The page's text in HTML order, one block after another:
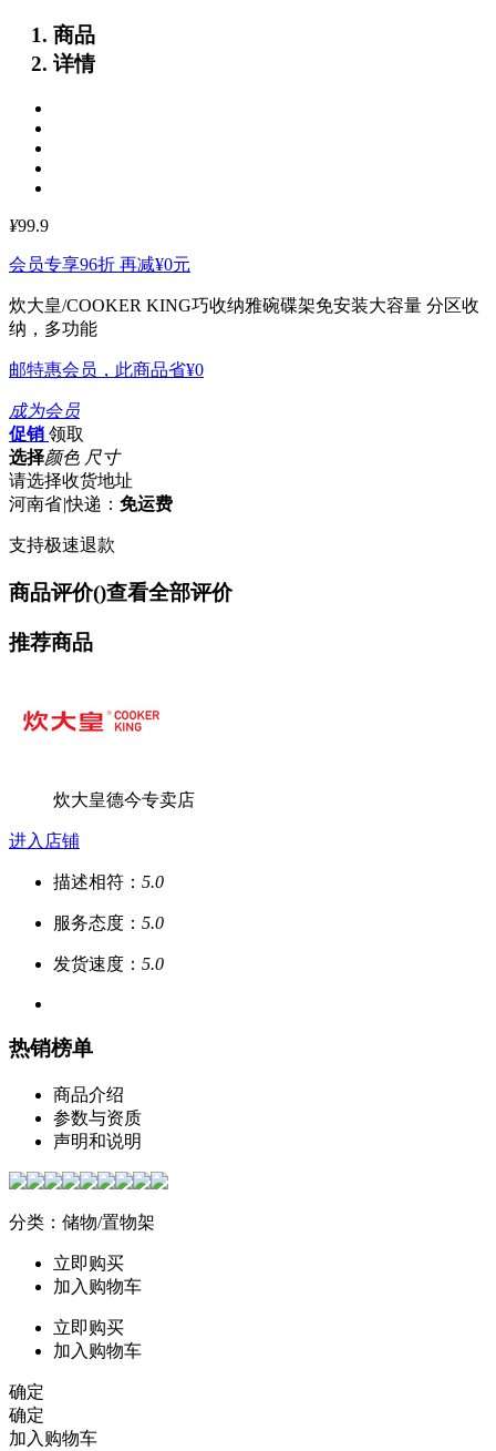
商品
详情
¥99.9
会员专享96折 再减¥0元
炊大皇/COOKER KING巧收纳雅碗碟架免安装大容量 分区收
纳，多功能
邮特惠会员，此商品省¥0
成为会员
促销 领取
选择颜色 尺寸
请选择收货地址
河南省|快递： 免运费
支持极速退款
商品评价()查看全部评价
推荐商品
炊大皇德今专卖店
进入店铺
描述相符： 5.0
服务态度： 5.0
发货速度： 5.0
热销榜单
商品介绍
参数与资质
声明和说明
分类：储物/置物架
立即购买
加入购物车
立即购买
加入购物车
确定
确定
加入购物车